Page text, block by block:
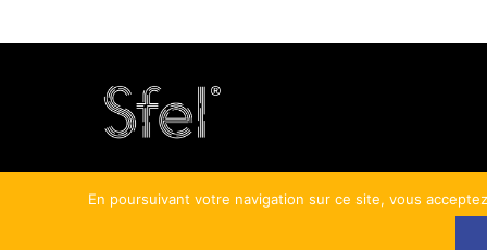
En poursuivant votre navigation sur ce site, vous